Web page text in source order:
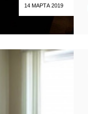
14 МАРТА 2019